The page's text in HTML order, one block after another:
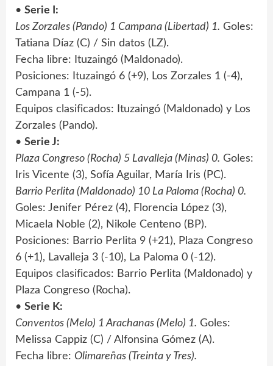
• Serie I:
Los Zorzales (Pando) 1 Campana (Libertad) 1. Goles:
Tatiana Díaz (C) / Sin datos (LZ).
Fecha libre: Ituzaingó (Maldonado).
Posiciones: Ituzaingó 6 (+9), Los Zorzales 1 (-4),
Campana 1 (-5).
Equipos clasificados: Ituzaingó (Maldonado) y Los
Zorzales (Pando).
• Serie J:
Plaza Congreso (Rocha) 5 Lavalleja (Minas) 0. Goles:
Iris Vicente (3), Sofía Aguilar, María Iris (PC).
Barrio Perlita (Maldonado) 10 La Paloma (Rocha) 0.
Goles: Jenifer Pérez (4), Florencia López (3),
Micaela Noble (2), Nikole Centeno (BP).
Posiciones: Barrio Perlita 9 (+21), Plaza Congreso
6 (+1), Lavalleja 3 (-10), La Paloma 0 (-12).
Equipos clasificados: Barrio Perlita (Maldonado) y
Plaza Congreso (Rocha).
• Serie K:
Conventos (Melo) 1 Arachanas (Melo) 1. Goles:
Melissa Cappiz (C) / Alfonsina Gómez (A).
Fecha libre: Olimareñas (Treinta y Tres).